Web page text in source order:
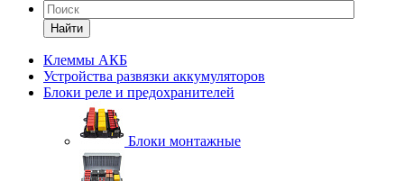
Найти
Клеммы АКБ
Устройства развязки аккумуляторов
Блоки реле и предохранителей
Блоки монтажные